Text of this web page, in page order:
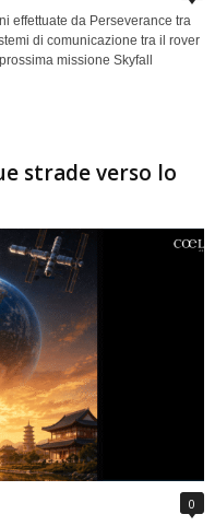
effettuate da Perseverance tra
di comunicazione tra il rover
missione Skyfall
strade verso lo
0